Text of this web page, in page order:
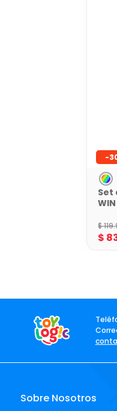
Escribe un
Enviar
-
Set
$119.
$
Sobre Nosotros